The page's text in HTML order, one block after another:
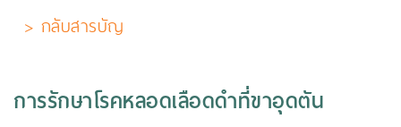
> กลับสารบัญ
การรักษาโรคหลอดเลือดดำที่ขาอุดตัน